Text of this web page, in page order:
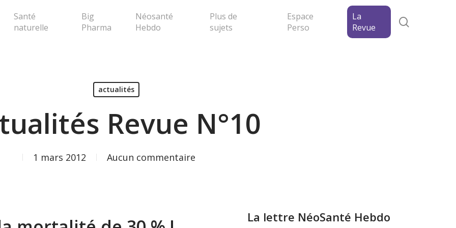
ou Echap pour fermer la popup
Santé
naturelle
Big
Pharma
Néosanté
Hebdo
Plus de
sujets
Espace
Perso
La
Revue
actualités
Revue N°10
1 mars 2012 Aucun commentaire
La lettre NéoSanté Hebdo